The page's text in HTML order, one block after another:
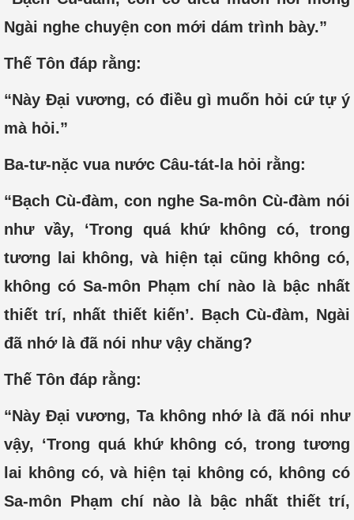
Ngài nghe chuyện con mới dám trình bày.”
Thế Tôn đáp rằng:
“Này Đại vương, có điều gì muốn hỏi cứ tự ý
mà hỏi.”
Ba-tư-nặc vua nước Câu-tát-la hỏi rằng:
“Bạch Cù-đàm, con nghe Sa-môn Cù-đàm nói
như vầy, ‘Trong quá khứ không có, trong
tương lai không, và hiện tại cũng không có,
không có Sa-môn Phạm chí nào là bậc nhất
thiết trí, nhất thiết kiến’. Bạch Cù-đàm, Ngài
đã nhớ là đã nói như vậy chăng?
Thế Tôn đáp rằng:
“Này Đại vương, Ta không nhớ là đã nói như
vậy, ‘Trong quá khứ không có, trong tương
lai không có, và hiện tại không có, không có
Sa-môn Phạm chí nào là bậc nhất thiết trí,